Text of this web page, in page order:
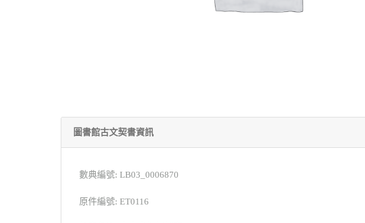
圖書館古文契書資訊
數典編號: LB03_0006870
原件編號: ET0116